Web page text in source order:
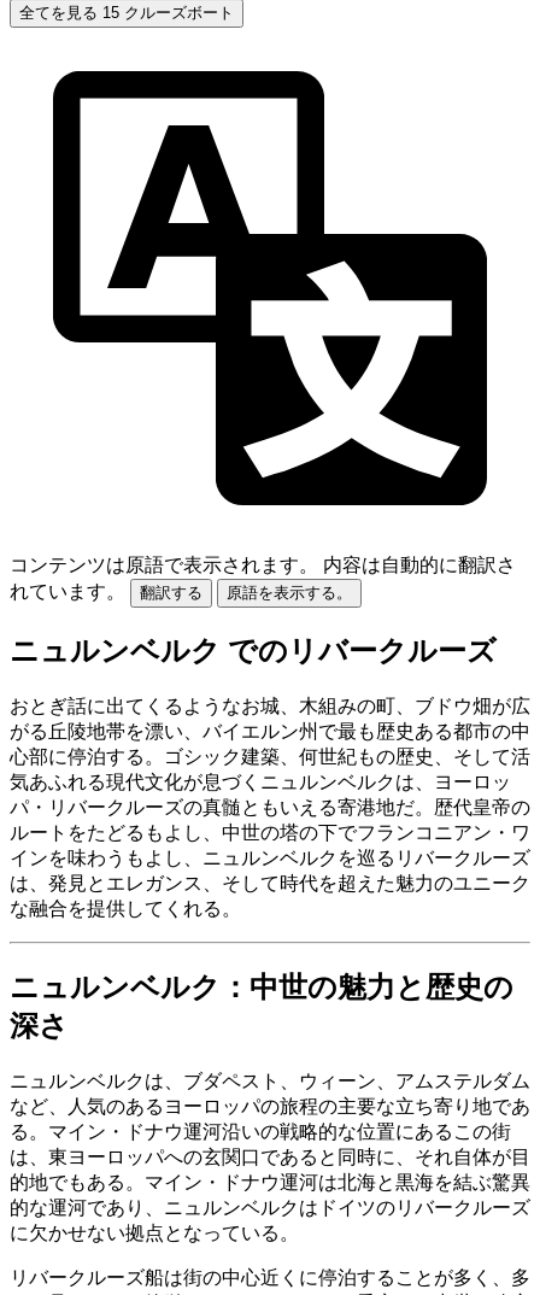
全てを見る 15 クルーズボート
コンテンツは原語で表示されます。
内容は自動的に翻訳さ
れています。
翻訳する 原語を表示する。
ニュルンベルク でのリバークルーズ
おとぎ話に出てくるようなお城、木組みの町、ブドウ畑が広
がる丘陵地帯を漂い、バイエルン州で最も歴史ある都市の中
心部に停泊する。ゴシック建築、何世紀もの歴史、そして活
気あふれる現代文化が息づくニュルンベルクは、ヨーロッ
パ・リバークルーズの真髄ともいえる寄港地だ。歴代皇帝の
ルートをたどるもよし、中世の塔の下でフランコニアン・ワ
インを味わうもよし、ニュルンベルクを巡るリバークルーズ
は、発見とエレガンス、そして時代を超えた魅力のユニーク
な融合を提供してくれる。
ニュルンベルク：中世の魅力と歴史の
深さ
ニュルンベルクは、ブダペスト、ウィーン、アムステルダム
など、人気のあるヨーロッパの旅程の主要な立ち寄り地であ
る。マイン・ドナウ運河沿いの戦略的な位置にあるこの街
は、東ヨーロッパへの玄関口であると同時に、それ自体が目
的地でもある。マイン・ドナウ運河は北海と黒海を結ぶ驚異
的な運河であり、ニュルンベルクはドイツのリバークルーズ
に欠かせない拠点となっている。
リバークルーズ船は街の中心近くに停泊することが多く、多